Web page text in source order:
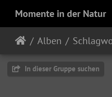
Momente in der Natur
Alben
In dieser Gruppe suchen